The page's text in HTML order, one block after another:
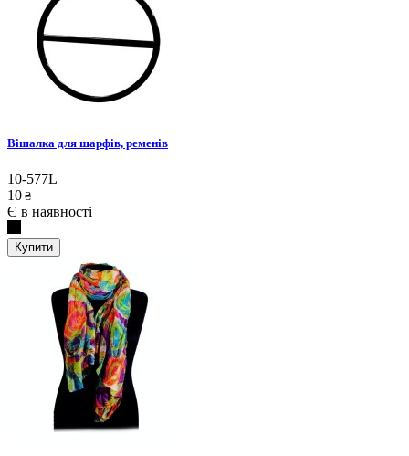
Вішалка для шарфів, ременів
10-577L
10 ₴
Є в наявності
Купити